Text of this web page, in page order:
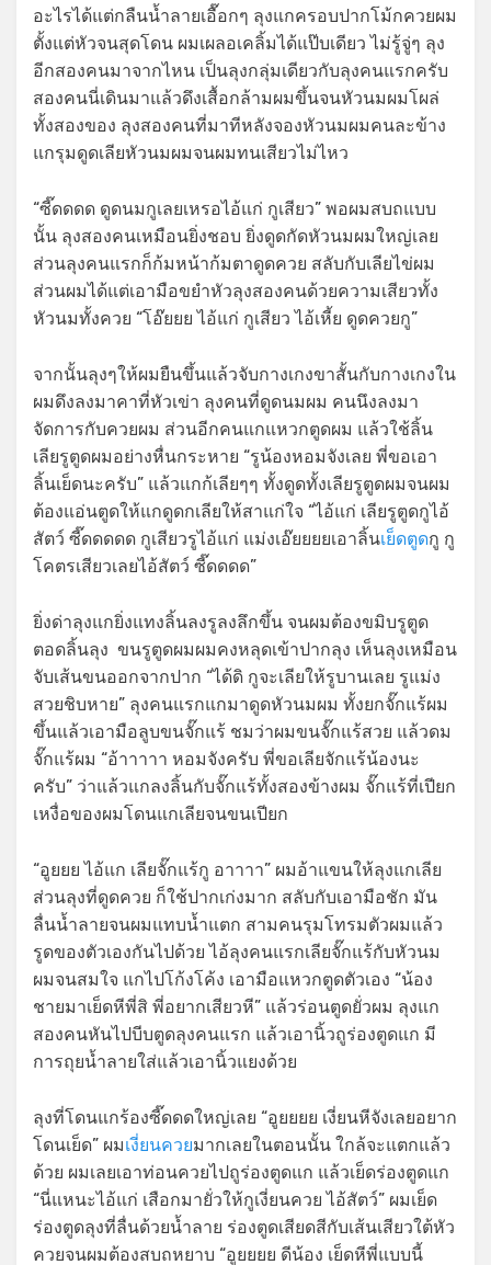
อะไรได้แต่กลืนน้ำลายเอื๊อกๆ ลุงแกครอบปากโม้กควยผม
ตั้งแต่หัวจนสุดโดน ผมเผลอเคลิ้มได้แป๊บเดียว ไม่รู้จู่ๆ ลุง
อีกสองคนมาจากไหน เป็นลุงกลุ่มเดียวกับลุงคนแรกครับ
สองคนนี่เดินมาแล้วดึงเสื้อกล้ามผมขึ้นจนหัวนมผมโผล่
ทั้งสองของ ลุงสองคนที่มาทีหลังจองหัวนมผมคนละข้าง
แกรุมดูดเลียหัวนมผมจนผมทนเสียวไม่ไหว
“ซี๊ดดดด ดูดนมกูเลยเหรอไอ้แก่ กูเสียว” พอผมสบถแบบ
นั้น ลุงสองคนเหมือนยิ่งชอบ ยิ่งดูดกัดหัวนมผมใหญ่เลย
ส่วนลุงคนแรกก็ก้มหน้าก้มตาดูดควย สลับกับเลียไข่ผม
ส่วนผมได้แต่เอามือขยำหัวลุงสองคนด้วยความเสียวทั้ง
หัวนมทั้งควย “โอ๊ยยย ไอ้แก่ กูเสียว ไอ้เหี้ย ดูดควยกู”
จากนั้นลุงๆให้ผมยืนขึ้นแล้วจับกางเกงขาสั้นกับกางเกงใน
ผมดึงลงมาคาที่หัวเข่า ลุงคนที่ดูดนมผม คนนึงลงมา
จัดการกับควยผม ส่วนอีกคนแกแหวกตูดผม แล้วใช้ลิ้น
เลียรูตูดผมอย่างหื่นกระหาย “รูน้องหอมจังเลย พี่ขอเอา
ลิ้นเย็ดนะครับ” แล้วแกก้เลียๆๆ ทั้งดูดทั้งเลียรูตูดผมจนผม
ต้องแอ่นตูดให้แกดูดกเลียให้สาแก่ใจ “ไอ้แก่ เลียรูตูดกูไอ้
สัตว์ ซี๊ดดดดด กูเสียวรูไอ้แก่ แม่งเอ๊ยยยยเอาลิ้นเย็ดตูดกู กู
โคตรเสียวเลยไอ้สัตว์ ซี๊ดดดด”
ยิ่งด่าลุงแกยิ่งแทงลิ้นลงรูลงลึกขึ้น จนผมต้องขมิบรูตูด
ตอดลิ้นลุง ขนรูตูดผมผมคงหลุดเข้าปากลุง เห็นลุงเหมือน
จับเส้นขนออกจากปาก “ได้ดิ กูจะเลียให้รูบานเลย รูแม่ง
สวยชิบหาย” ลุงคนแรกแกมาดูดหัวนมผม ทั้งยกจั๊กแร้ผม
ขึ้นแล้วเอามือลูบขนจั๊กแร้ ชมว่าผมขนจั๊กแร้สวย แล้วดม
จั๊กแร้ผม “อ้าาาาา หอมจังครับ พี่ขอเลียจักแร้น้องนะ
ครับ” ว่าแล้วแกลงลิ้นกับจั๊กแร้ทั้งสองข้างผม จั๊กแร้ที่เปียก
เหงื่อของผมโดนแกเลียจนขนเปียก
“อูยยย ไอ้แก เลียจั๊กแร้กู อาาาา” ผมอ้าแขนให้ลุงแกเลีย
ส่วนลุงที่ดูดควย ก็ใช้ปากเก่งมาก สลับกับเอามือชัก มัน
ลื่นน้ำลายจนผมแทบน้ำแตก สามคนรุมโทรมตัวผมแล้ว
รูดของตัวเองกันไปด้วย ไอ้ลุงคนแรกเลียจั๊กแร้กับหัวนม
ผมจนสมใจ แกไปโก้งโค้ง เอามือแหวกตูดตัวเอง “น้อง
ชายมาเย็ดหีพี่สิ พี่อยากเสียวหี” แล้วร่อนตูดยั่วผม ลุงแก
สองคนหันไปบีบตูดลุงคนแรก แล้วเอานิ้วถูร่องตูดแก มี
การถุยน้ำลายใส่แล้วเอานิ้วแยงด้วย
ลุงที่โดนแกร้องซี๊ดดดใหญ่เลย “อูยยยย เงี่ยนหีจังเลยอยาก
โดนเย็ด” ผมเงี่ยนควยมากเลยในตอนนั้น ใกล้จะแตกแล้ว
ด้วย ผมเลยเอาท่อนควยไปถูร่องตูดแก แล้วเย็ดร่องตูดแก
“นี่แหนะไอ้แก่ เสือกมายั่วให้กูเงี่ยนควย ไอ้สัตว์” ผมเย็ด
ร่องตูดลุงที่ลื่นด้วยน้ำลาย ร่องตูดเสียดสีกับเส้นเสียวใต้หัว
ควยจนผมต้องสบถหยาบ “อูยยยย ดีน้อง เย็ดหีพี่แบบนี้